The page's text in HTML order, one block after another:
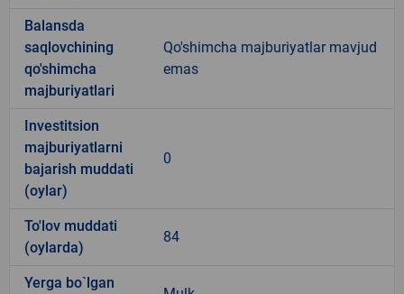
Balansda
saqlovchining
qo'shimcha
majburiyatlari
Qo'shimcha majburiyatlar mavjud
emas
Investitsion
majburiyatlarni
bajarish muddati
(oylar)
0
To'lov muddati
(oylarda)
84
Yerga bo`lgan